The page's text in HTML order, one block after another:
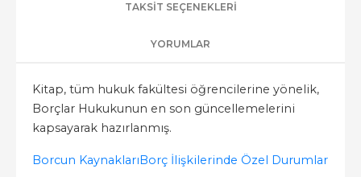
TAKSIT SEÇENEKLERI
YORUMLAR
Kitap, tüm hukuk fakültesi öğrencilerine yönelik,
Borçlar Hukukunun en son güncellemelerini
kapsayarak hazırlanmış.
Borcun KaynaklarıBorç İlişkilerinde Özel Durumlar